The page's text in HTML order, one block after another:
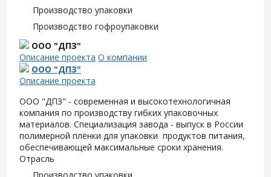
Производство упаковки
Производство гофроупаковки
ООО "ДПЗ"
Описание проекта О компании
ООО "ДПЗ"
Описание проекта
ООО "ДПЗ" - современная и высокотехнологичная
компания по производству гибких упаковочных
материалов. Специализация завода - выпуск в России
полимерной плёнки для упаковки продуктов питания,
обеспечивающей максимальные сроки хранения.
Отрасль